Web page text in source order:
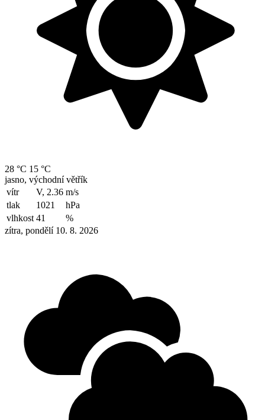
28 °C 15 °C
jasno, východní větřík
vítr
V, 2.36 m/s
tlak
1021
hPa
vlhkost 41
%
zítra, pondělí 10. 8. 2026